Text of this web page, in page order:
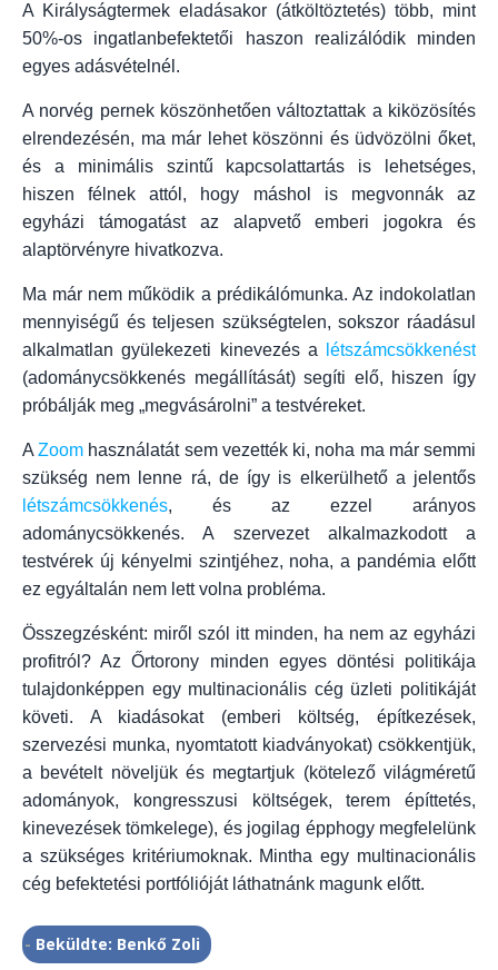
A Királyságtermek eladásakor (átköltöztetés) több, mint
50%-os ingatlanbefektetői haszon realizálódik minden
egyes adásvételnél.
A norvég pernek köszönhetően változtattak a kiközösítés
elrendezésén, ma már lehet köszönni és üdvözölni őket,
és a minimális szintű kapcsolattartás is lehetséges,
hiszen félnek attól, hogy máshol is megvonnák az
egyházi támogatást az alapvető emberi jogokra és
alaptörvényre hivatkozva.
Ma már nem működik a prédikálómunka. Az indokolatlan
mennyiségű és teljesen szükségtelen, sokszor ráadásul
alkalmatlan gyülekezeti kinevezés a
létszámcsökkenést
(adománycsökkenés megállítását) segíti elő, hiszen így
próbálják meg „megvásárolni” a testvéreket.
AZoom használatát sem vezették ki, noha ma már semmi
szükség nem lenne rá, de így is elkerülhető a jelentős
létszámcsökkenés, és az ezzel arányos
adománycsökkenés. A szervezet alkalmazkodott a
testvérek új kényelmi szintjéhez, noha, a pandémia előtt
ez egyáltalán nem lett volna probléma.
Összegzésként: miről szól itt minden, ha nem az egyházi
profitról? Az Őrtorony minden egyes döntési politikája
tulajdonképpen egy multinacionális cég üzleti politikáját
követi. A kiadásokat (emberi költség, építkezések,
szervezési munka, nyomtatott kiadványokat) csökkentjük,
a bevételt növeljük és megtartjuk (kötelező világméretű
adományok, kongresszusi költségek, terem építtetés,
kinevezések tömkelege), és jogilag épphogy megfelelünk
a szükséges kritériumoknak. Mintha egy multinacionális
cég befektetési portfólióját láthatnánk magunk előtt.
- Beküldte: Benkő Zoli